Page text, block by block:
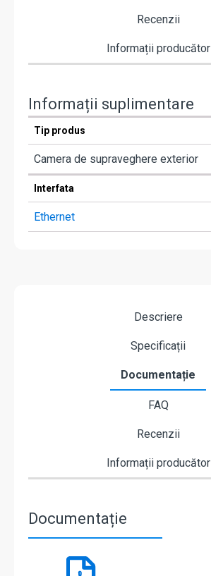
Recenzii
Informații producător
Informații suplimentare
Tip produs
Camera de supraveghere exterior
Interfata
Ethernet
Descriere
Specificații
Documentație
FAQ
Recenzii
Informații producător
Documentație